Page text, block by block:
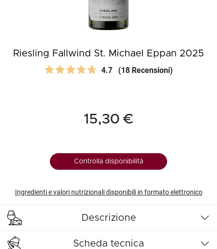
Riesling Fallwind St. Michael Eppan 2025
4.7 (18 Recensioni)
15,30 €
Controlla disponibilità
Ingredienti e valori nutrizionali disponibili in formato elettronico
Descrizione
Scheda tecnica